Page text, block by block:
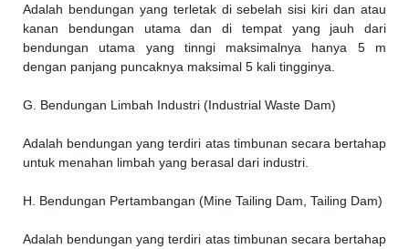
Adalah bendungan yang terletak di sebelah sisi kiri dan atau
kanan bendungan utama dan di tempat yang jauh dari
bendungan utama yang tinngi maksimalnya hanya 5 m
dengan panjang puncaknya maksimal 5 kali tingginya.
G. Bendungan Limbah Industri (Industrial Waste Dam)
Adalah bendungan yang terdiri atas timbunan secara bertahap
untuk menahan limbah yang berasal dari industri.
H. Bendungan Pertambangan (Mine Tailing Dam, Tailing Dam)
Adalah bendungan yang terdiri atas timbunan secara bertahap